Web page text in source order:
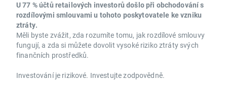
U 77 % účtů retailových investorů došlo při obchodování s
rozdílovými smlouvami u tohoto poskytovatele ke vzniku
ztráty.
Měli byste zvážit, zda rozumíte tomu, jak rozdílové smlouvy
fungují, a zda si můžete dovolit vysoké riziko ztráty svých
finančních prostředků.
Investování je rizikové. Investujte zodpovědně.